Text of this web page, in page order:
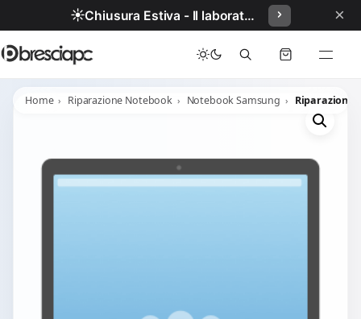
☀️ Chiusura Estiva - Il laboratorio resterà chiuso per ferie dal 29/06/2026 al 05/07/2026 compresi. ×
Home Riparazione Notebook Notebook Samsung Riparazione